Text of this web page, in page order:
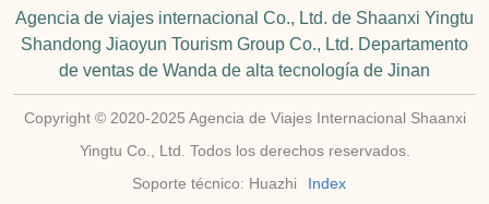
Agencia de viajes internacional Co., Ltd. de Shaanxi Yingtu
Shandong Jiaoyun Tourism Group Co., Ltd. Departamento
de ventas de Wanda de alta tecnología de Jinan
Copyright © 2020-2025 Agencia de Viajes Internacional Shaanxi
Yingtu Co., Ltd. Todos los derechos reservados.
Soporte técnico: Huazhi
Index